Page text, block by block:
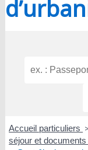
Accueil particuliers >
séjour et